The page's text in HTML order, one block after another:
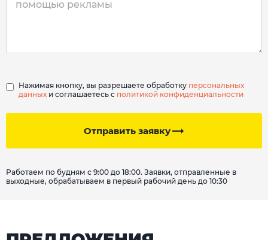
Отправить заявку
Нажимая кнопку, вы разрешаете обработку персональных
данных и соглашаетесь с политикой конфиденциальности
Работаем по будням с 9:00 до 18:00. Заявки, отправленные в
выходные, обрабатываем в первый рабочий день до 10:30